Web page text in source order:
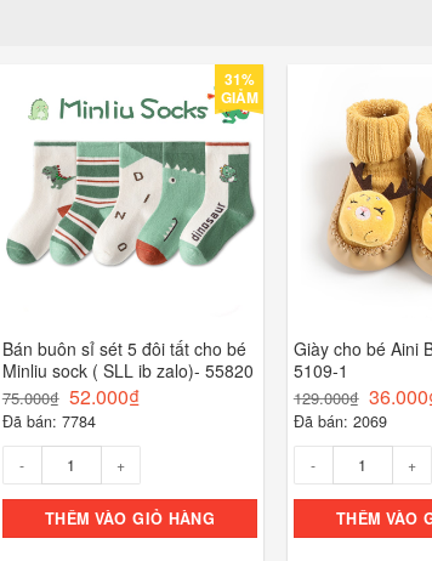
31%
GIẢM
Bán buôn sỉ sét 5 đôi tất cho bé
Minliu sock ( SLL ib zalo)- 55820
75.000₫ 52.000₫
Đã bán: 7784
THÊM VÀO GIỎ HÀNG
Giày cho bé Aini
5109-1
129.000₫ 36.000
Đã bán: 2069
THÊM VÀO